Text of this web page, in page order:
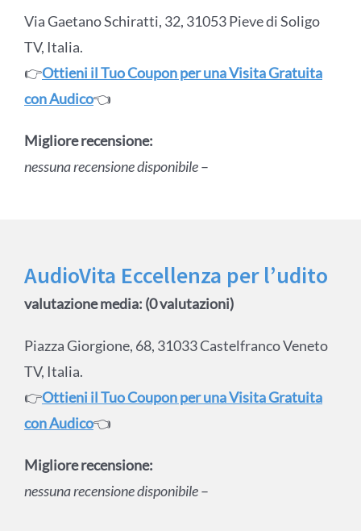
Via Gaetano Schiratti, 32, 31053 Pieve di Soligo
TV, Italia.
👉Ottieni il Tuo Coupon per una Visita Gratuita
con Audico👈
Migliore recensione:
nessuna recensione disponibile–
AudioVita Eccellenza per l’udito
valutazione media: (0 valutazioni)
Piazza Giorgione, 68, 31033 Castelfranco Veneto
TV, Italia.
👉Ottieni il Tuo Coupon per una Visita Gratuita
con Audico👈
Migliore recensione:
nessuna recensione disponibile–